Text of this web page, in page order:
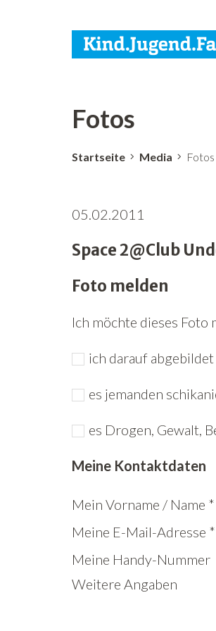
Fotos
Startseite Media Fotos
05.02.2011
Space 2@Club
Foto melden
Ich möchte dieses Foto
ich darauf
es jemanden
es Drogen, Gewalt,
Meine Kontaktdaten
Mein Vorname / Name *
Meine E-Mail-Adresse *
Meine Handy-Nummer
Weitere Angaben